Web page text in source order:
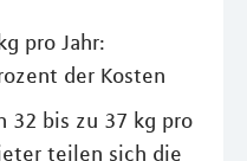
pro Jahr:
der Kosten
32 bis zu 37 kg pro
teilen sich die